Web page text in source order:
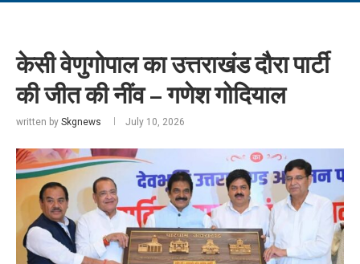
केसी वेणुगोपाल का उत्तराखंड दौरा पार्टी
की जीत की नींव – गणेश गोदियाल
written by Skgnews July 10, 2026